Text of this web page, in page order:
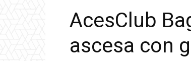
AcesClub
ascesa con